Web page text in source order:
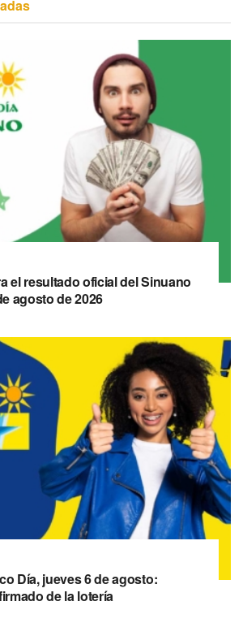
el resultado oficial del Sinuano
agosto de 2026
Día, jueves 6 de agosto:
de la lotería